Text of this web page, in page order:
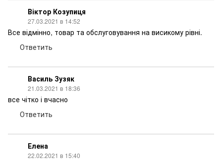
Віктор Козупиця
27.03.2021 в 14:52
Все відмінно, товар та обслуговування на висикому рівні.
Ответить
Василь Зузяк
21.03.2021 в 18:36
все чітко і вчасно
Ответить
Елена
22.02.2021 в 15:40